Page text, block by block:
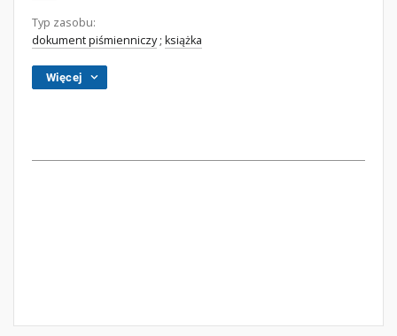
Typ zasobu:
dokument piśmienniczy; książka
Więcej